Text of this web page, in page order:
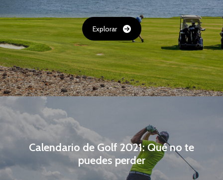
Explorar
Calendario de Golf 2021: Qué no te
puedes perder